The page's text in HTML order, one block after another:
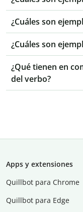
¿Cuáles son
¿Cuáles son
¿Qué tienen en
del verbo?
Apps y extensiones
Quillbot para Chrome
Quillbot para Edge